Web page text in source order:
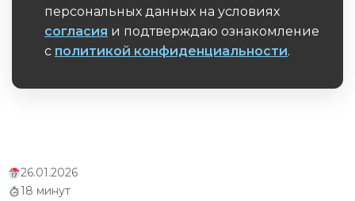
Заключение эксперта: комплексный подход
к восстановлению
персональных данных на условиях
согласия и подтверждаю ознакомление
с политикой конфиденциальности.
26.01.2026
18 минут